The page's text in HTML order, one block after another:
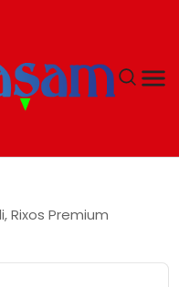
Rixos Premium